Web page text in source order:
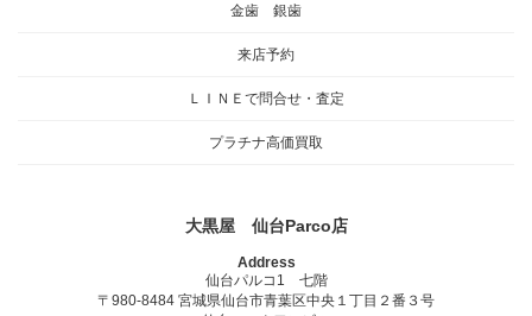
金歯 銀歯
来店予約
ＬＩＮＥで問合せ・査定
プラチナ高価買取
大黒屋 仙台Parco店
Address
仙台パルコ1 七階
〒980-8484 宮城県仙台市青葉区中央１丁目２番３号